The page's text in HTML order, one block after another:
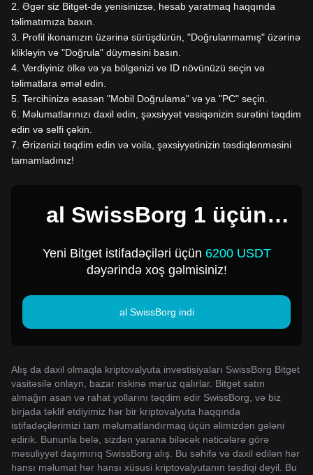
2 Əgər siz Bitget-də yenisinizsə, hesab yaratmaq haqqında
təlimatımıza baxın.
3
Profil ikonanızın üzərinə sürüşdürün, "Doğrulanmamış" üzərinə
klikləyin və "Doğrula" düyməsini basın.
4 Verdiyiniz ölkə və ya bölgənizi və ID növünüzü seçin və
təlimatlara əməl edin.
5 Tercihinizə əsasən "Mobil Doğrulama" və ya "PC" seçin.
6
Məlumatlarınızı daxil edin, şəxsiyyət vəsiqənizin surətini təqdim
edin və selfi çəkin.
7 Ərizənizi təqdim edin və voila, şəxsiyyətinizin təsdiqlənməsini
tamamladınız!
al SwissBorg 1 üçün
Yeni Bitget istifadəçiləri üçün 6200 USDT
dəyərində xoş gəlmisiniz!
al SwissBorg indi
Alış da daxil olmaqla kriptovalyuta investisiyaları SwissBorg Bitget
vasitəsilə onlayn, bazar riskinə məruz qalırlar. Bitget satın
almağın asan və rahat yollarını təqdim edir SwissBorg, və biz
birjada təklif etdiyimiz hər bir kriptovalyuta haqqında
istifadəçilərimizi tam məlumatlandırmaq üçün əlimizdən gələni
edirik. Bununla belə, sizdən yarana biləcək nəticələrə görə
məsuliyyət daşımırıq SwissBorg alış. Bu səhifə və daxil edilən hər
hansı məlumat hər hansı xüsusi kriptovalyutanın təsdiqi deyil. Bu